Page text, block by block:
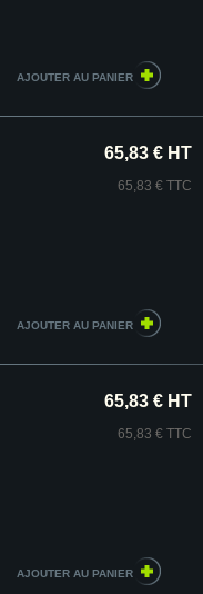
65,83 € HT
65,83 € TTC
65,83 € HT
65,83 € TTC